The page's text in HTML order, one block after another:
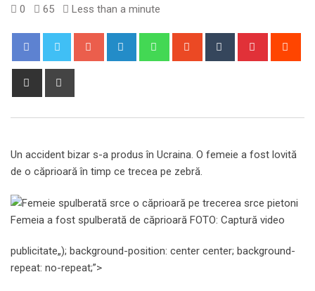
0 65 Less than a minute
Google+ LinkedIn WhatsappStumbleUpon
Tumblr Pinterest
Share
Un accident bizar s-a produs în Ucraina. O femeie a fost lovită
de o căprioară în timp ce trecea pe zebră.
Femeia a fost spulberată de căprioară FOTO: Captură video
publicitate„); background-position: center center; background-
repeat: no-repeat;”>